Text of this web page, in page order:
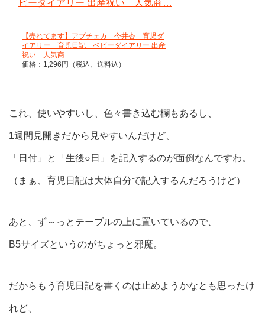
【売れてます】アプチェカ 今井杏 育児ダ
イアリー 育児日記 ベビーダイアリー 出産
祝い 人気商…
価格：1,296円（税込、送料込）
これ、使いやすいし、色々書き込む欄もあるし、
1週間見開きだから見やすいんだけど、
「日付」と「生後○日」を記入するのが面倒なんですわ。
（まぁ、育児日記は大体自分で記入するんだろうけど）
あと、ず～っとテーブルの上に置いているので、
B5サイズというのがちょっと邪魔。
だからもう育児日記を書くのは止めようかなとも思ったけ
れど、